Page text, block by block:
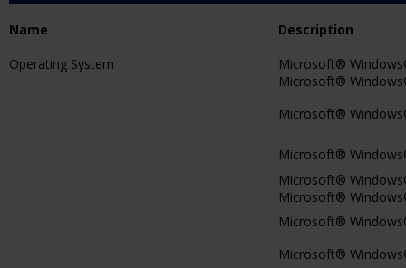
Name
Description
Operating System
Microsoft®
Microsoft®
Microsoft®
Microsoft®
Microsoft®
Microsoft®
Microsoft®
Microsoft®